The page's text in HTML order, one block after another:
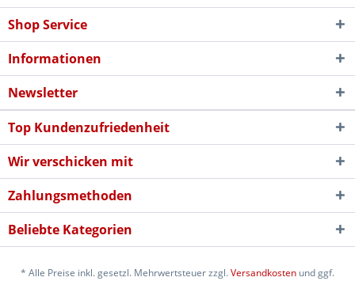
Shop Service
Informationen
Newsletter
Top Kundenzufriedenheit
Wir verschicken mit
Zahlungsmethoden
Beliebte Kategorien
* Alle Preise inkl. gesetzl. Mehrwertsteuer zzgl.Versandkosten und ggf.